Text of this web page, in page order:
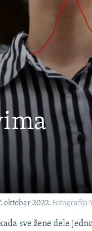
oktobar 2022.
sve žene dele